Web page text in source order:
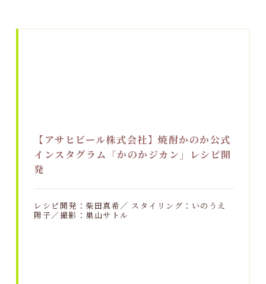
【アサヒビール株式会社】焼酎かのか公式
インスタグラム「かのかジカン」レシピ開
発
レシピ開発：柴田真希／ スタイリング：いのうえ
陽子／撮影：巣山サトル